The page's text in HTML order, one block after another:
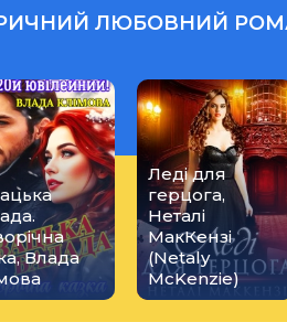
ЛЮБОВНИЙ
Влада
Леді для
герцога,
Неталі
МакКензі
(Netaly
McKenzie)